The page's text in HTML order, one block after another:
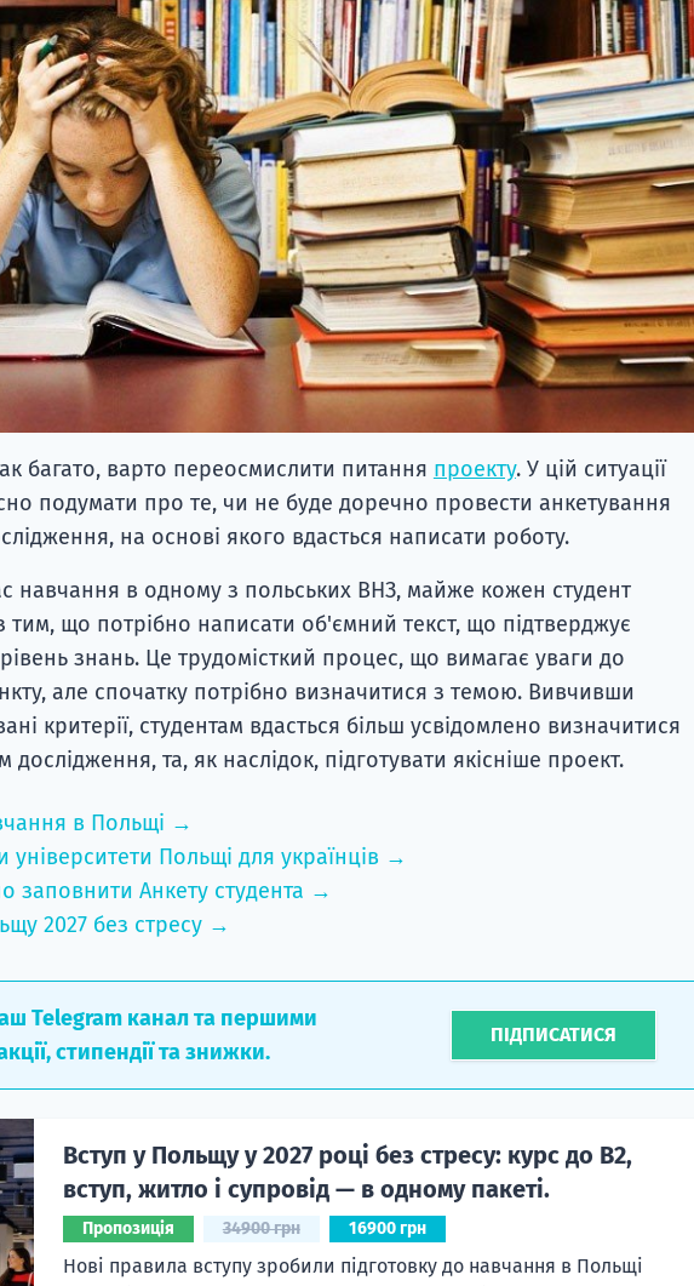
багато, варто переосмислити питання проекту. У цій ситуації
подумати про те, чи не буде доречно провести анкетування
на основі якого вдасться написати роботу.
навчання в одному з польських ВНЗ, майже кожен студент
тим, що потрібно написати об'ємний текст, що підтверджує
знань. Це трудомісткий процес, що вимагає уваги до
але спочатку потрібно визначитися з темою. Вивчивши
критерії, студентам вдасться більш усвідомлено визначитися
та, як наслідок, підготувати якісніше проект.
в Польщі →
університети Польщі для українців →
заповнити Анкету студента →
2027 без стресу →
Telegram канал та першими
стипендії та знижки.
ПІДПИСАТИСЯ
Вступ у Польщу у 2027 році без стресу: курс до B2,
вступ, житло і супровід — в одному пакеті.
Пропозиція 34900 грн 16900 грн
Нові правила вступу зробили підготовку до навчання в Польщі